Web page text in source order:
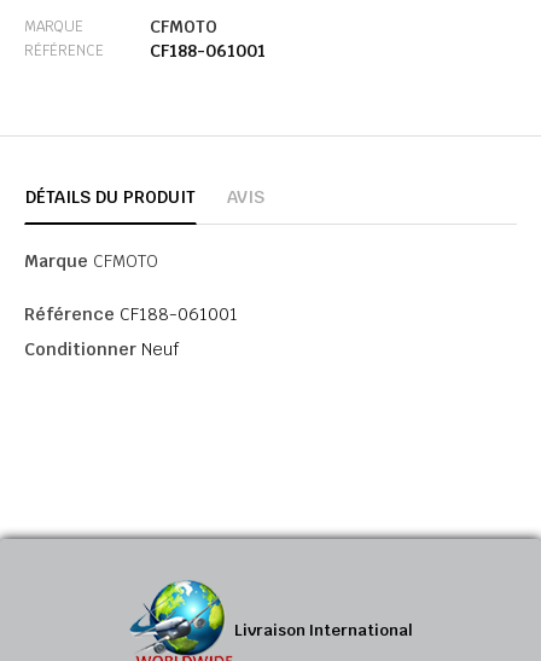
MARQUE CFMOTO
RÉFÉRENCE CF188-061001
DÉTAILS DU PRODUIT AVIS
Marque CFMOTO
Référence CF188-061001
Conditionner Neuf
Livraison International